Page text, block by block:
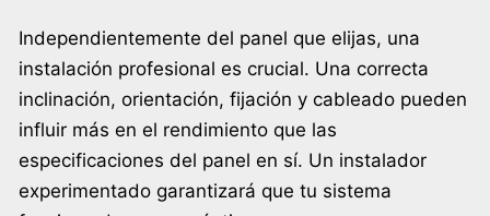
Independientemente del panel que elijas, una
instalación profesional es crucial. Una correcta
inclinación, orientación, fijación y cableado pueden
influir más en el rendimiento que las
especificaciones del panel en sí. Un instalador
experimentado garantizará que tu sistema